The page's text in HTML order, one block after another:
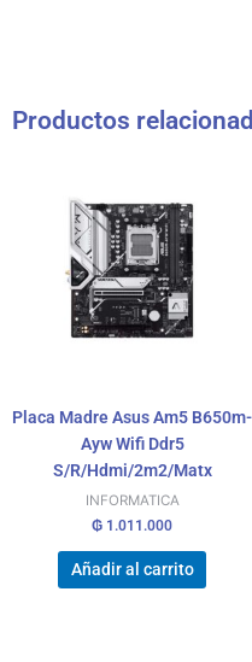
Productos
Placa Madre Asus Am5 B650m-
Ayw Wifi Ddr5
S/R/Hdmi/2m2/Matx
INFORMATICA
₲ 1.011.000
Añadir al carrito